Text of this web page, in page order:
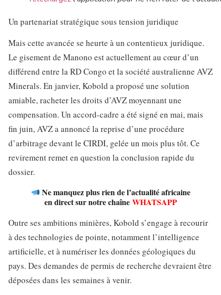
Un partenariat stratégique sous tension juridique
Mais cette avancée se heurte à un contentieux juridique.
Le gisement de Manono est actuellement au cœur d’un
différend entre la RD Congo et la société australienne AVZ
Minerals. En janvier, Kobold a proposé une solution
amiable, racheter les droits d’AVZ moyennant une
compensation. Un accord-cadre a été signé en mai, mais
fin juin, AVZ a annoncé la reprise d’une procédure
d’arbitrage devant le CIRDI, gelée un mois plus tôt. Ce
revirement remet en question la conclusion rapide du
dossier.
Ne manquez plus rien de l’actualité africaine
en direct sur notre chaîne WHATSAPP
Outre ses ambitions minières, Kobold s’engage à recourir
à des technologies de pointe, notamment l’intelligence
artificielle, et à numériser les données géologiques du
pays. Des demandes de permis de recherche devraient être
déposées dans les semaines à venir.